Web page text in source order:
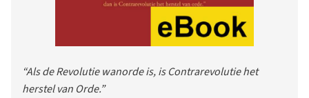
“Als de Revolutie wanorde is, is Contrarevolutie het
herstel van Orde.”